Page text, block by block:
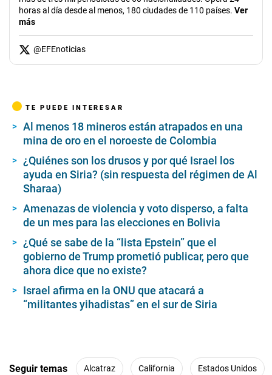
horas al día desde al menos, 180 ciudades de 110 países. Ver
más
@EFEnoticias
TE PUEDE INTERESAR
Al menos 18 mineros están atrapados en una
mina de oro en el noroeste de Colombia
¿Quiénes son los drusos y por qué Israel los
ayuda en Siria? (sin respuesta del régimen de Al
Sharaa)
Amenazas de violencia y voto disperso, a falta
de un mes para las elecciones en Bolivia
¿Qué se sabe de la “lista Epstein” que el
gobierno de Trump prometió publicar, pero que
ahora dice que no existe?
Israel afirma en la ONU que atacará a
“militantes yihadistas” en el sur de Siria
Seguir temas Alcatraz California Estados Unidos